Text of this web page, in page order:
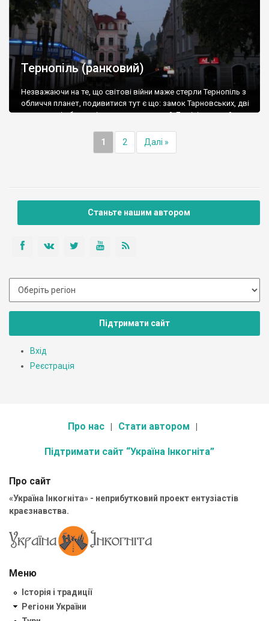
Тернопіль (ранковий)
Незважаючи на те, що світові війни маже стерли Тернопіль з
обличчя планет, подивитися тут є що: замок Тарновських, дві
старовинні оборонні церкви, величезний Домініканський
приємними чистими пішохідними тернопільськими вулочками.
1 2 Далі »
Станьте нашим автором
Підтримати сайт
Вхід
Реєстрація
Про нас Стати автором
Підтримати сайт “Україна Інкогніта”
Про сайт
«Україна Інкогніта» - неприбутковий проект ентузіастів
краєзнавства.
Меню
Історія і традиції
Регіони України